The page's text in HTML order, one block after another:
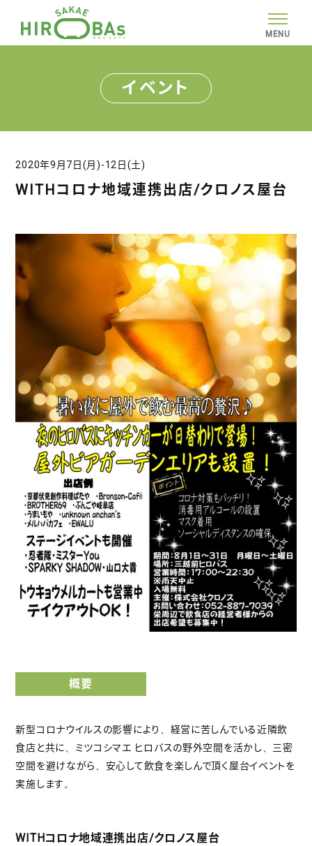
MENU
イベント
2020年9月7日(月)-12日(土)
WITHコロナ地域連携出店/クロノス屋台
概要
新型コロナウイルスの影響により、経営に苦しんでいる近隣飲
食店と共に、ミツコシマエ ヒロバスの野外空間を活かし、三密
空間を避けながら、安心して飲食を楽しんで頂く屋台イベントを
実施します。
WITHコロナ地域連携出店/クロノス屋台